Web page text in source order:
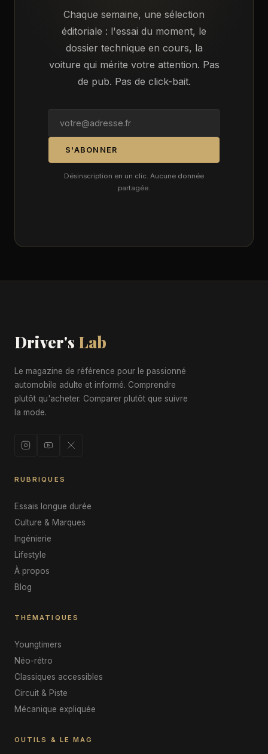
Chaque semaine, une sélection
éditoriale : l'essai du moment, le
dossier technique en cours, la
voiture qui mérite votre attention. Pas
de pub. Pas de click-bait.
S'ABONNER
Désinscription en un clic. Aucune donnée
partagée.
Driver's Lab
Le magazine de référence pour le passionné
automobile adulte et informé. Comprendre
plutôt qu'acheter. Comparer plutôt que suivre
la mode.
RUBRIQUES
Essais longue durée
Culture & Marques
Ingénierie
Lifestyle
À propos
Blog
THÉMATIQUES
Youngtimers
Néo-rétro
Classiques accessibles
Circuit & Piste
Mécanique expliquée
OUTILS & LE MAG